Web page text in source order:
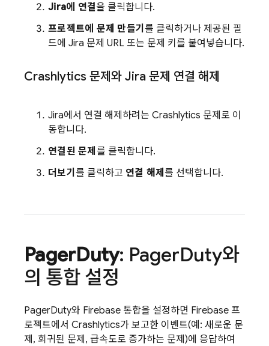
Jira에 연결을 클릭합니다.
프로젝트에 문제 만들기 를 클릭하거나 제공된 필
드에 Jira 문제 URL 또는 문제 키를 붙여넣습니다.
Crashlytics 문제와 Jira 문제 연결 해제
Jira에서 연결 해제하려는 Crashlytics 문제로 이
동합니다.
연결된 문제 를 클릭합니다.
더보기 를 클릭하고 연결 해제 를 선택합니다.
PagerDuty: PagerDuty와
의 통합 설정
PagerDuty와 Firebase 통합을 설정하면 Firebase 프
로젝트에서 Crashlytics가 보고한 이벤트(예: 새로운 문
제, 회귀된 문제, 급속도로 증가하는 문제)에 응답하여